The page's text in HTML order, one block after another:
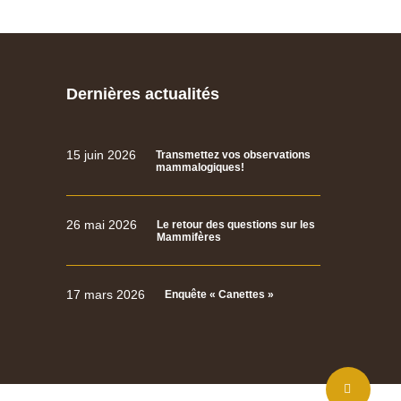
Dernières actualités
15 juin 2026
Transmettez vos observations
mammalogiques!
26 mai 2026
Le retour des questions sur les
Mammifères
17 mars 2026 Enquête « Canettes »